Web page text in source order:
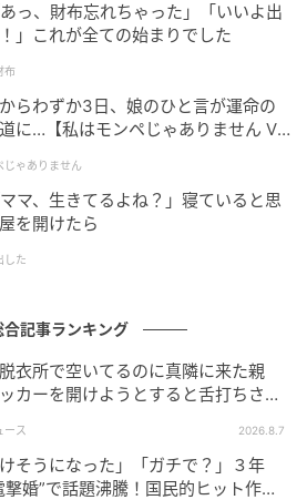
っ、財布忘れちゃった」「いいよ出
」これが全ての始まりでした
布
らわずか3日、娘のひと言が運命の
に…【私はモンペじゃありません Vo
じゃありません
マ、生きてるよね？」寝ていると思
を開けたら
した
合記事ランキング
衣所で空いてるのに真隣に来た親
カーを開けようとすると舌打ちさ
」
ース 2026.8.7
けそうになった」「ガチで？」３年
撃婚”で話題沸騰！国民的ヒット作